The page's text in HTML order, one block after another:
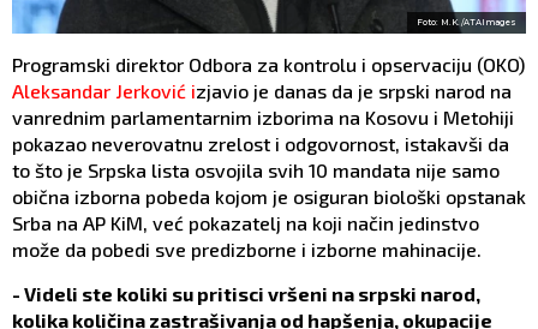
Foto: M.K./ATAImages
Programski direktor Odbora za kontrolu i opservaciju (OKO)
Aleksandar Jerković izjavio je danas da je srpski narod na
vanrednim parlamentarnim izborima na Kosovu i Metohiji
pokazao neverovatnu zrelost i odgovornost, istakavši da
to što je Srpska lista osvojila svih 10 mandata nije samo
obična izborna pobeda kojom je osiguran biološki opstanak
Srba na AP KiM, već pokazatelj na koji način jedinstvo
može da pobedi sve predizborne i izborne mahinacije.
- Videli ste koliki su pritisci vršeni na srpski narod,
kolika količina zastrašivanja od hapšenja, okupacije